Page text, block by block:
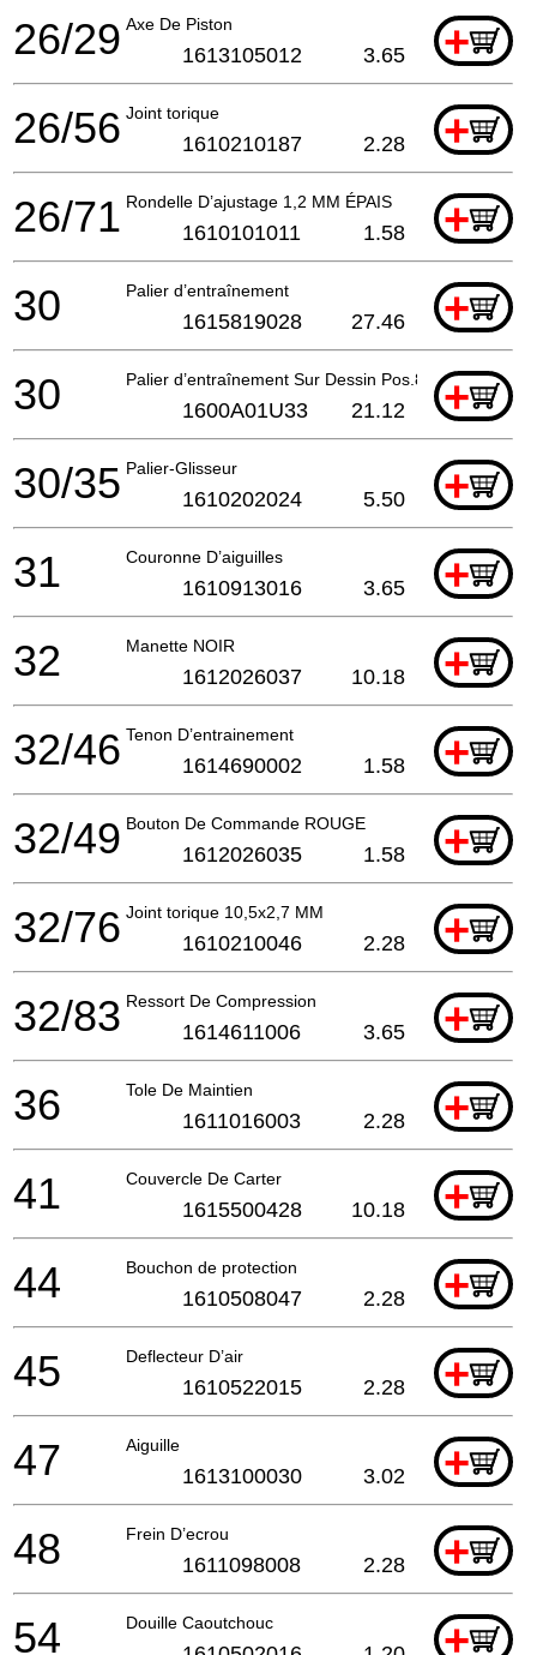
Axe De Piston +
26/29 1613105012 3.65
Joint torique +
26/56 1610210187 2.28
Rondelle D’ajustage 1,2 MM ÉPAIS +
26/71 1610101011 1.58
Palier d’entraînement +
30 1615819028 27.46
Palier d’entraînement Sur Dessin Pos.830+
30 1600A01U33 21.12
Palier-Glisseur +
30/35 1610202024 5.50
Couronne D’aiguilles +
31 1610913016 3.65
Manette NOIR +
32 1612026037 10.18
Tenon D’entrainement +
32/46 1614690002 1.58
Bouton De Commande ROUGE +
32/49 1612026035 1.58
Joint torique 10,5x2,7 MM +
32/76 1610210046 2.28
Ressort De Compression +
32/83 1614611006 3.65
Tole De Maintien +
36 1611016003 2.28
Couvercle De Carter +
41 1615500428 10.18
Bouchon de protection +
44 1610508047 2.28
Deflecteur D’air +
45 1610522015 2.28
Aiguille +
47 1613100030 3.02
Frein D’ecrou +
48 1611098008 2.28
Douille Caoutchouc +
54